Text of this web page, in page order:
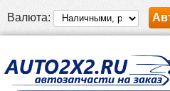
Валюта: